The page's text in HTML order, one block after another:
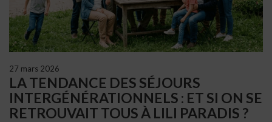
27 mars 2026
LA TENDANCE DES SÉJOURS
INTERGÉNÉRATIONNELS : ET SI ON SE
RETROUVAIT TOUS À LILI PARADIS ?